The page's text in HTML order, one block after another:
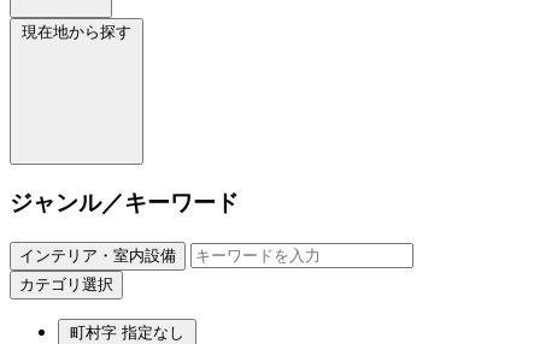
現在地から探す
ジャンル／キーワード
インテリア・室内設備
カテゴリ選択
町村字 指定なし